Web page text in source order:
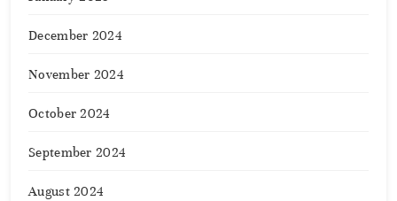
December 2024
November 2024
October 2024
September 2024
August 2024